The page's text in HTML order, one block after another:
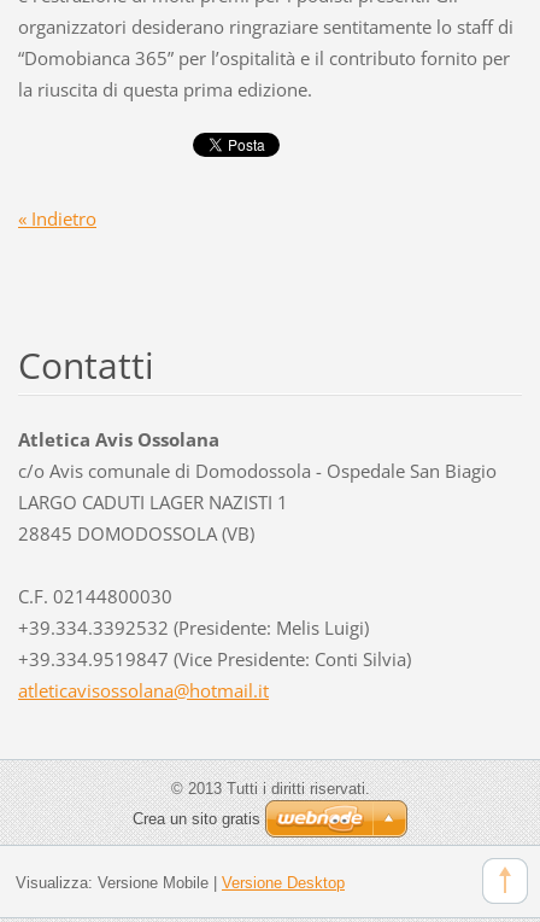
organizzatori desiderano ringraziare sentitamente lo staff di
“Domobianca 365” per l’ospitalità e il contributo fornito per
la riuscita di questa prima edizione.
« Indietro
Contatti
Atletica Avis Ossolana
c/o Avis comunale di Domodossola - Ospedale San Biagio
LARGO CADUTI LAGER NAZISTI 1
28845 DOMODOSSOLA (VB)
C.F. 02144800030
+39.334.3392532 (Presidente: Melis Luigi)
+39.334.9519847 (Vice Presidente: Conti Silvia)
atleticavisossolana@hotmail.it
© 2013 Tutti i diritti riservati.
Crea un sito gratis
Visualizza: Versione Mobile| Versione Desktop